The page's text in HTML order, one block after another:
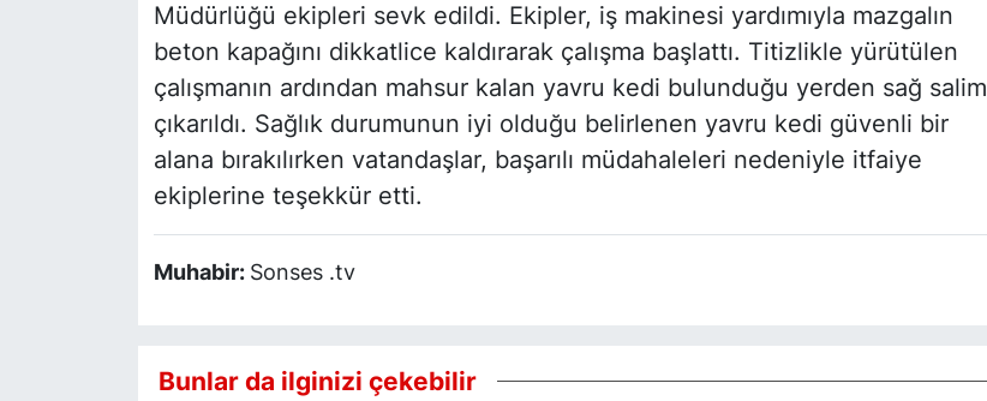
Müdürlüğü ekipleri sevk edildi. Ekipler, iş makinesi yardımıyla mazgalın
beton kapağını dikkatlice kaldırarak çalışma başlattı. Titizlikle yürütülen
çalışmanın ardından mahsur kalan yavru kedi bulunduğu yerden sağ salim
çıkarıldı. Sağlık durumunun iyi olduğu belirlenen yavru kedi güvenli bir
alana bırakılırken vatandaşlar, başarılı müdahaleleri nedeniyle itfaiye
ekiplerine teşekkür etti.
Muhabir: Sonses .tv
Bunlar da ilginizi çekebilir